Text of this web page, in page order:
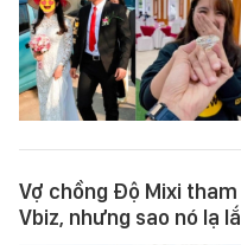
Vợ chồng Độ Mixi
Vbiz, nhưng sao nó lạ